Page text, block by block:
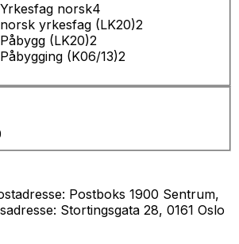
norsk4
yrkesfag (LK20)2
(LK20)2
(K06/13)2
Postboks 1900 Sentrum,
Stortingsgata 28, 0161 Oslo